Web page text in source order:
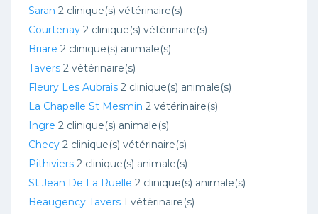
Saran 2 clinique(s) vétérinaire(s)
Courtenay 2 clinique(s) vétérinaire(s)
Briare 2 clinique(s) animale(s)
Tavers 2 vétérinaire(s)
Fleury Les Aubrais 2 clinique(s) animale(s)
La Chapelle St Mesmin 2 vétérinaire(s)
Ingre 2 clinique(s) animale(s)
Checy 2 clinique(s) vétérinaire(s)
Pithiviers 2 clinique(s) animale(s)
St Jean De La Ruelle 2 clinique(s) animale(s)
Beaugency Tavers 1 vétérinaire(s)